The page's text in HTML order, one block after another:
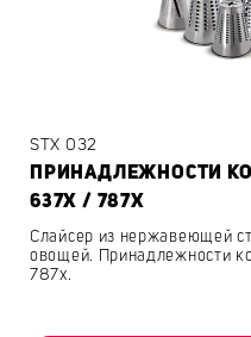
STX 032
ПРИНАДЛЕЖНОСТИ
637X / 787X
Слайсер из нержавеющей
овощей. Принадлежности
787x.